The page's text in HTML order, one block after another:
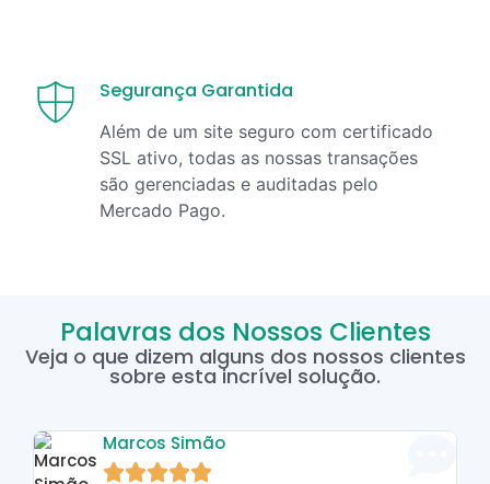
Segurança Garantida
Além de um site seguro com certificado
SSL ativo, todas as nossas transações
são gerenciadas e auditadas pelo
Mercado Pago.
Palavras dos Nossos Clientes
Veja o que dizem alguns dos nossos clientes
sobre esta incrível solução.
Marcos Simão
